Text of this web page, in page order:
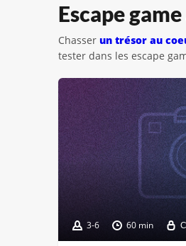
Escape
Chasser un trésor au
tester dans les escape
3-6 60 min